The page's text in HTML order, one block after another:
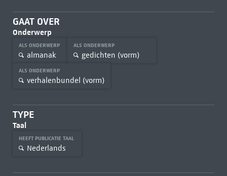
GAAT OVER
Onderwerp
ALS ONDERWERP
almanak
ALS ONDERWERP
gedichten (vorm)
ALS ONDERWERP
verhalenbundel (vorm)
TYPE
Taal
HEEFT PUBLICATIE TAAL
Nederlands